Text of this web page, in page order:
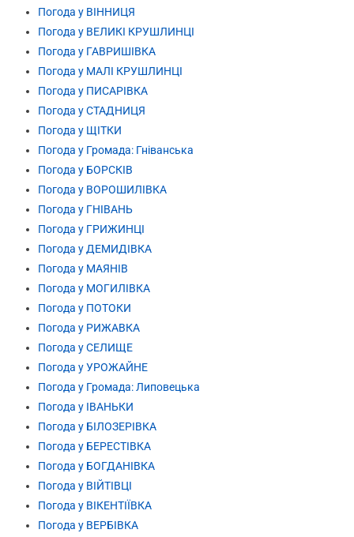
Погода у ВІННИЦЯ
Погода у ВЕЛИКІ КРУШЛИНЦІ
Погода у ГАВРИШІВКА
Погода у МАЛІ КРУШЛИНЦІ
Погода у ПИСАРІВКА
Погода у СТАДНИЦЯ
Погода у ЩІТКИ
Погода у Громада: Гніванська
Погода у БОРСКІВ
Погода у ВОРОШИЛІВКА
Погода у ГНІВАНЬ
Погода у ГРИЖИНЦІ
Погода у ДЕМИДІВКА
Погода у МАЯНІВ
Погода у МОГИЛІВКА
Погода у ПОТОКИ
Погода у РИЖАВКА
Погода у СЕЛИЩЕ
Погода у УРОЖАЙНЕ
Погода у Громада: Липовецька
Погода у ІВАНЬКИ
Погода у БІЛОЗЕРІВКА
Погода у БЕРЕСТІВКА
Погода у БОГДАНІВКА
Погода у ВІЙТІВЦІ
Погода у ВІКЕНТІЇВКА
Погода у ВЕРБІВКА